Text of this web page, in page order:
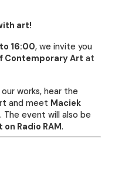
art!
16:00, we invite you
Contemporary Art at
works, hear the
and meet Maciek
. The event will also be
Radio RAM.